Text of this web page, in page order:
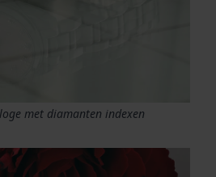
met diamanten indexen